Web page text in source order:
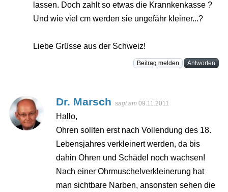
lassen. Doch zahlt so etwas die Krannkenkasse ?
Und wie viel cm werden sie ungefähr kleiner...?
Liebe Grüsse aus der Schweiz!
Beitrag melden Antworten
Dr. Marsch sagt am 09.11.2011
Hallo,
Ohren sollten erst nach Vollendung des 18.
Lebensjahres verkleinert werden, da bis
dahin Ohren und Schädel noch wachsen!
Nach einer Ohrmuschelverkleinerung hat
man sichtbare Narben, ansonsten sehen die